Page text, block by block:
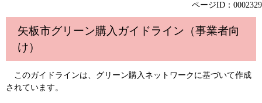
ページID：0002329
矢板市グリーン購入ガイドライン （事業者向
け）
このガイドラインは、グリーン購入ネットワークに基づいて作成
されています。